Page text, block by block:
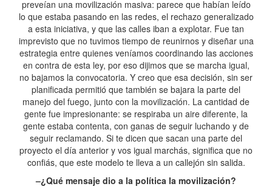
preveían una movilización masiva: parece que habían leído
lo que estaba pasando en las redes, el rechazo generalizado
a esta iniciativa, y que las calles iban a explotar. Fue tan
imprevisto que no tuvimos tiempo de reunirnos y diseñar una
estrategia entre quienes veníamos coordinando las acciones
en contra de esta ley, por eso dijimos que se marcha igual,
no bajamos la convocatoria. Y creo que esa decisión, sin ser
planificada permitió que también se bajara la parte del
manejo del fuego, junto con la movilización. La cantidad de
gente fue impresionante: se respiraba un aire diferente, la
gente estaba contenta, con ganas de seguir luchando y de
seguir reclamando. Si te dicen que sacan una parte del
proyecto el día anterior y vos igual marchás, significa que no
confiás, que este modelo te lleva a un callejón sin salida.
–¿Qué mensaje dio a la política la movilización?